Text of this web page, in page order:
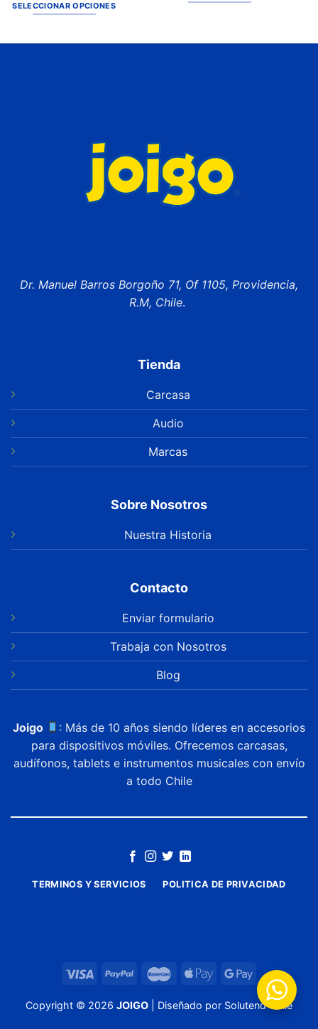
SELECCIONAR OPCIONES
Dr. Manuel Barros Borgoño 71, Of 1105, Providencia,
R.M, Chile.
Tienda
Carcasa
Audio
Marcas
Sobre Nosotros
Nuestra Historia
Contacto
Enviar formulario
Trabaja con Nosotros
Blog
Joigo
: Más de 10 años siendo líderes en accesorios
para dispositivos móviles. Ofrecemos carcasas,
audífonos, tablets e instrumentos musicales con envío
a todo Chile
TERMINOS Y SERVICIOS POLITICA DE PRIVACIDAD
Copyright © 2026 JOIGO | Diseñado por Solutend Chile
Elian Ortega